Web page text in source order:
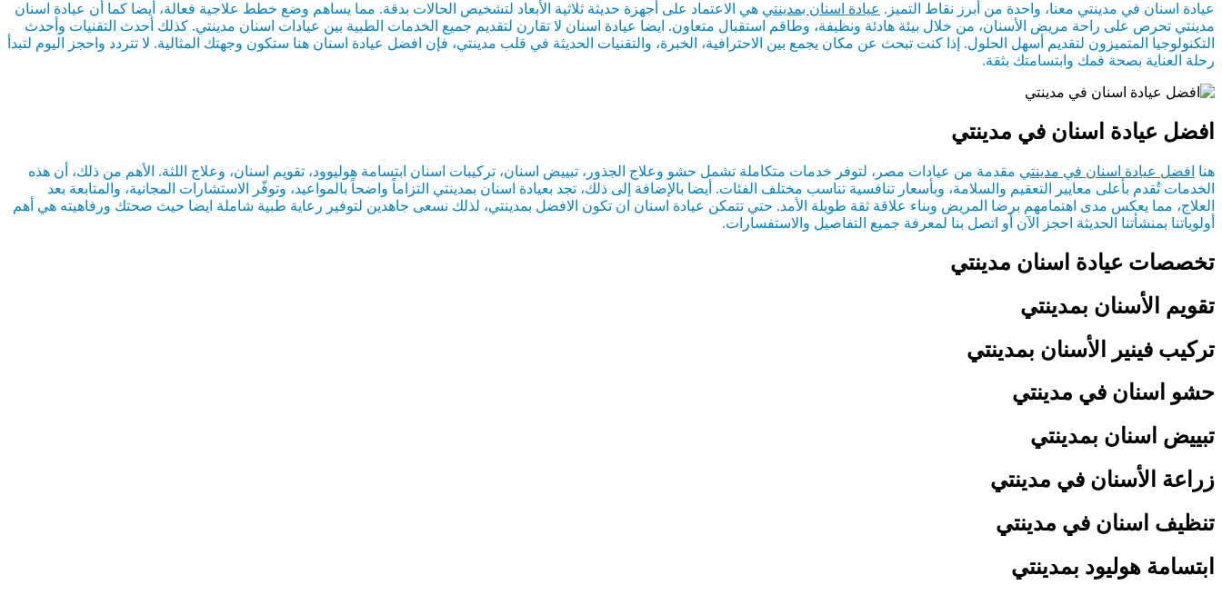
عيادة اسنان في مدينتي معنا، واحدة من أبرز نقاط التميز. عيادة اسنان بمدينتي هي الاعتماد على أجهزة حديثة ثلاثية الأبعاد لتشخيص الحالات بدقة. مما يساهم وضع خطط علاجية فعالة، أيضا كما أن عيادة اسنان
مدينتي تحرص على راحة مريض الأسنان، من خلال بيئة هادئة ونظيفة، وطاقم استقبال متعاون. ايضا عيادة اسنان لا تقارن لتقديم جميع الخدمات الطبية بين عيادات اسنان مدينتي. كذلك أحدث التقنيات وأحدث
التكنولوجيا المتميزون لتقديم أسهل الحلول. إذا كنت تبحث عن مكان يجمع بين الاحترافية، الخبرة، والتقنيات الحديثة في قلب مدينتي، فإن افضل عيادة اسنان هنا ستكون وجهتك المثالية. لا تتردد واحجز اليوم لتبدأ
رحلة العناية بصحة فمك وابتسامتك بثقة.
افضل عيادة اسنان في مدينتي
هنا افضل عيادة اسنان في مدينتي مقدمة من عيادات مصر، لتوفر خدمات متكاملة تشمل حشو وعلاج الجذور، تبييض اسنان، تركيبات اسنان ابتسامة هوليوود، تقويم اسنان، وعلاج اللثة. الأهم من ذلك، أن هذه
الخدمات تُقدم بأعلى معايير التعقيم والسلامة، وبأسعار تنافسية تناسب مختلف الفئات. أيضا بالإضافة إلى ذلك، تجد بعيادة اسنان بمدينتي التزاماً واضحاً بالمواعيد، وتوفّر الاستشارات المجانية، والمتابعة بعد
العلاج، مما يعكس مدى اهتمامهم برضا المريض وبناء علاقة ثقة طويلة الأمد. حتي تتمكن عيادة اسنان ان تكون الافضل بمدينتي، لذلك نسعى جاهدين لتوفير رعاية طبية شاملة ايضا حيث صحتك ورفاهيته هي أهم
أولوياتنا بمنشأتنا الحديثة احجز الآن أو اتصل بنا لمعرفة جميع التفاصيل والاستفسارات.
تخصصات عيادة اسنان مدينتي
تقويم الأسنان بمدينتي
تركيب فينير الأسنان بمدينتي
حشو اسنان في مدينتي
تبييض اسنان بمدينتي
زراعة الأسنان في مدينتي
تنظيف اسنان في مدينتي
ابتسامة هوليود بمدينتي